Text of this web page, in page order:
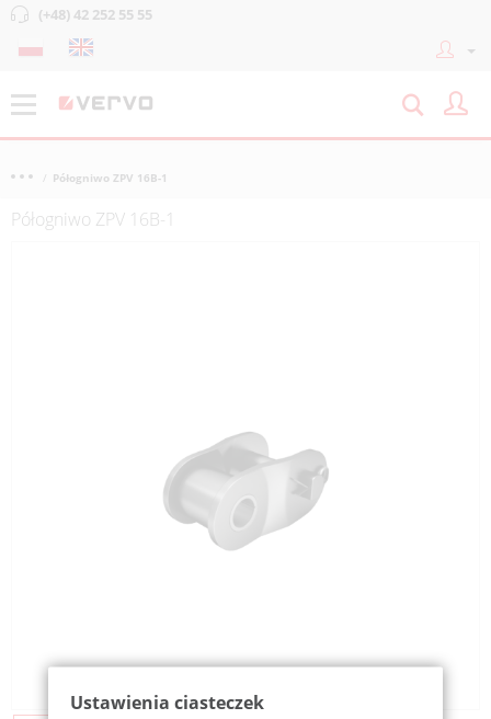
(+48) 42 252 55 55
Półogniwo ZPV 16B-1
Półogniwo ZPV 16B-1
Ustawienia ciasteczek